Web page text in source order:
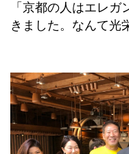
「京都の人はエレ
きました。なんて光